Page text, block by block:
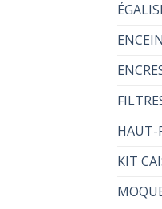
HAUT-
KIT